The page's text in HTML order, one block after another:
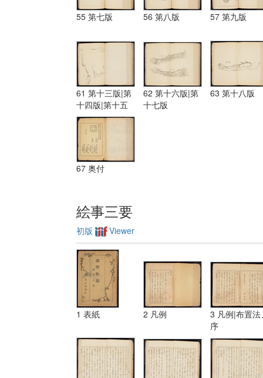
55 第七版 56 第八版 57 第九版
61 第十三版|第
十四版|第十五
版
62 第十六版|第
十七版
63 第十八版
67 奥付
絵事三要
初版 Viewer
1 表紙 2 凡例
3 凡例|布置法
序